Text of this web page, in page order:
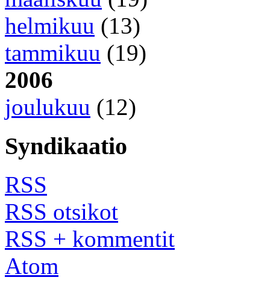
helmikuu (13)
tammikuu (19)
2006
joulukuu (12)
Syndikaatio
RSS
RSS otsikot
RSS + kommentit
Atom